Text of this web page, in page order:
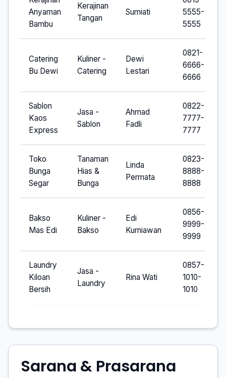
Anyaman
Bambu
Kerajinan
Tangan
Sumiati
5555-
5555
Catering
Bu Dewi
Kuliner -
Catering
Dewi
Lestari
0821-
6666-
6666
Sablon
Kaos
Express
Jasa -
Sablon
Ahmad
Fadli
0822-
7777-
7777
Toko
Bunga
Segar
Tanaman
Hias &
Bunga
Linda
Permata
0823-
8888-
8888
Bakso
Mas Edi
Kuliner -
Bakso
Edi
Kurniawan
0856-
9999-
9999
Laundry
Kiloan
Bersih
Jasa -
Laundry
Rina Wati
0857-
1010-
1010
Sarana & Prasarana